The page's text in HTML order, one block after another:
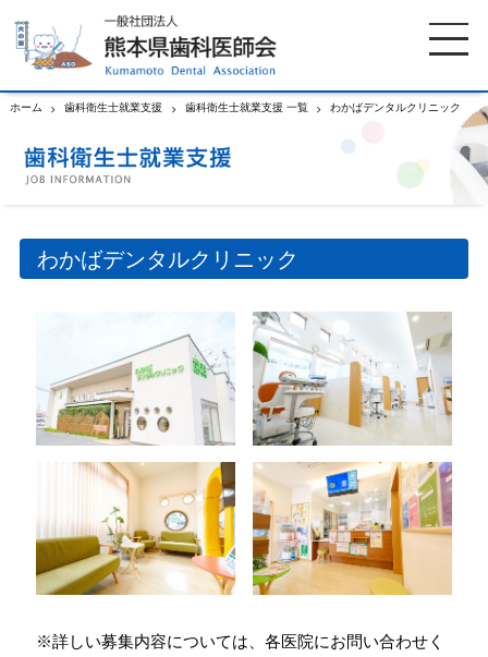
ホーム 歯科衛生士就業支援 歯科衛生士就業支援 一覧 わかばデンタルクリニック
わかばデンタルクリニック
※詳しい募集内容については、各医院にお問い合わせく
ホーム 歯科医師会について
歯科医院検索 休日当番医
歯の豆知識
お知らせ 口腔保健センター
国保組合からのお知らせ 熊本歯科衛生士専門学院
会員専用ページ プライバシーポリシー
サイトマップ